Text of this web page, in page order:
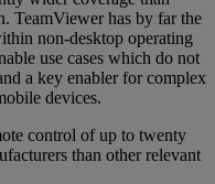
TeamViewer has by far the
non-desktop operating
use cases which do not
a key enabler for complex
devices.
control of up to twenty
than other relevant